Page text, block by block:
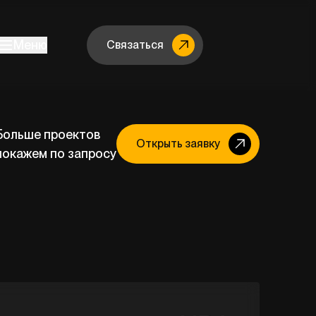
Связаться
проектов
по запросу
Открыть заявку